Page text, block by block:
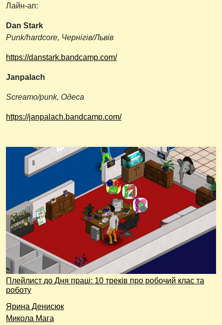
Лайн-ап:
Dan Stark
Punk/hardcore, Чернігів/Львів
https://danstark.bandcamp.com/
Janpalach
Screamo/punk, Одеса
https://janpalach.bandcamp.com/
Плейлист до Дня праці: 10 треків про робочий клас та
роботу
Ярина Денисюк
Микола Мага